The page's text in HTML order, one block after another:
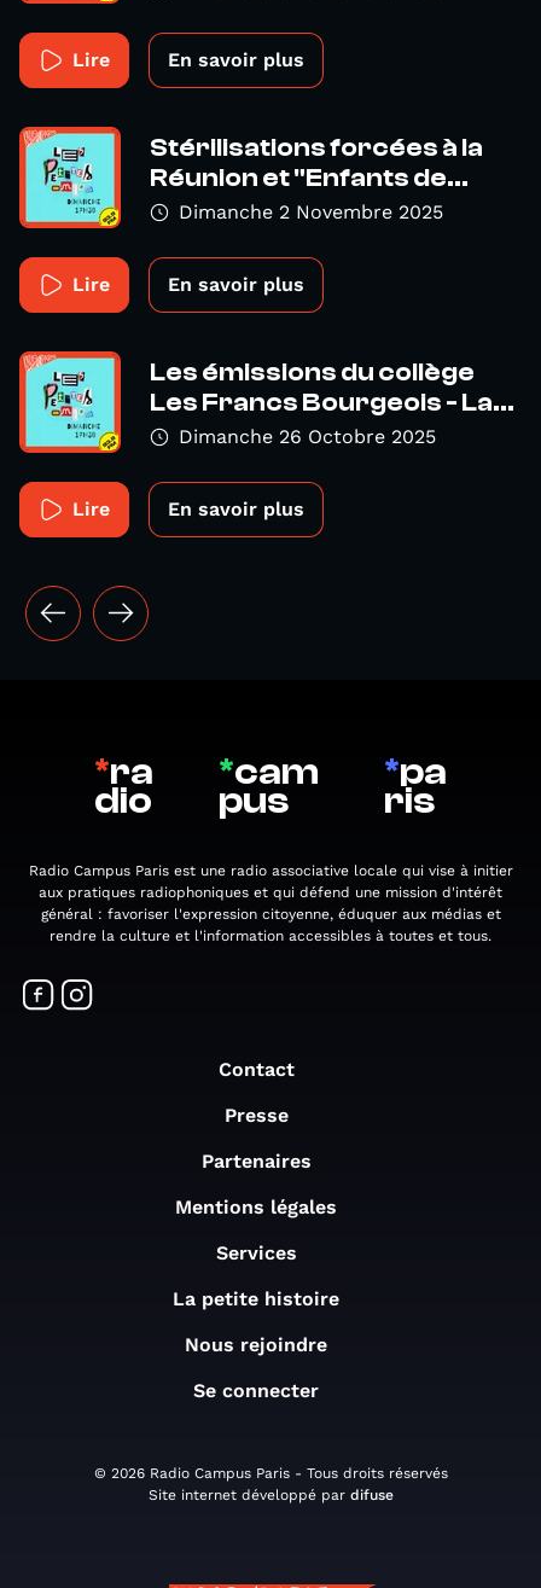
Lire En savoir plus
Stérilisations forcées à la
Réunion et "Enfants de...
Dimanche 2 Novembre 2025
Lire En savoir plus
Les émissions du collège
Les Francs Bourgeois - La...
Dimanche 26 Octobre 2025
Lire En savoir plus
*ra
dio
*cam
pus
*pa
ris
Radio Campus Paris est une radio associative locale qui vise à initier
aux pratiques radiophoniques et qui défend une mission d'intérêt
général : favoriser l'expression citoyenne, éduquer aux médias et
rendre la culture et l'information accessibles à toutes et tous.
Contact
Presse
Partenaires
Mentions légales
Services
La petite histoire
Nous rejoindre
Se connecter
© 2026 Radio Campus Paris - Tous droits réservés
Site internet développé par difuse